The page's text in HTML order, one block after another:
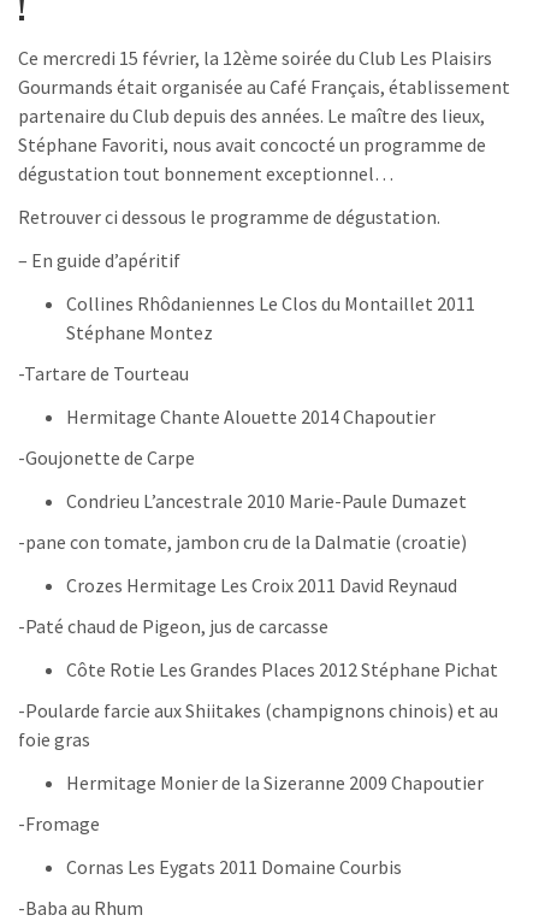
Ce mercredi 15 février, la 12ème soirée du Club Les Plaisirs
Gourmands était organisée au Café Français, établissement
partenaire du Club depuis des années. Le maître des lieux,
Stéphane Favoriti, nous avait concocté un programme de
dégustation tout bonnement exceptionnel…
Retrouver ci dessous le programme de dégustation.
– En guide d’apéritif
Collines Rhôdaniennes Le Clos du Montaillet 2011
Stéphane Montez
-Tartare de Tourteau
Hermitage Chante Alouette 2014 Chapoutier
-Goujonette de Carpe
Condrieu L’ancestrale 2010 Marie-Paule Dumazet
-pane con tomate, jambon cru de la Dalmatie (croatie)
Crozes Hermitage Les Croix 2011 David Reynaud
-Paté chaud de Pigeon, jus de carcasse
Côte Rotie Les Grandes Places 2012 Stéphane Pichat
-Poularde farcie aux Shiitakes (champignons chinois) et au
foie gras
Hermitage Monier de la Sizeranne 2009 Chapoutier
-Fromage
Cornas Les Eygats 2011 Domaine Courbis
-Baba au Rhum